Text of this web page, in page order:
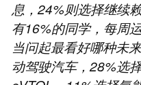
息，24%则选择继续
有16%的同学，每周
当问起最看好哪种未
动驾驶汽车，28%选